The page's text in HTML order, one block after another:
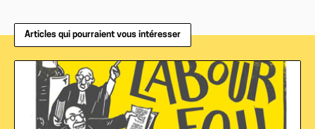
Articles qui pourraient vous intéresser